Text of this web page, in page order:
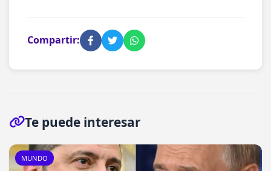
Compartir:
Te puede interesar
MUNDO